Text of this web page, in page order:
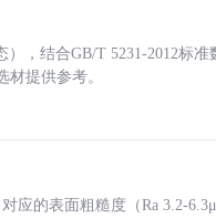
，结合GB/T 5231-2012标
提供参考。
应的表面粗糙度（Ra 3.2-